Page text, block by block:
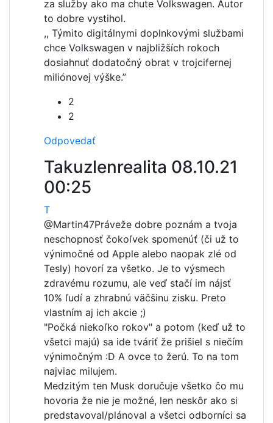
za služby ako ma chute Volkswagen. Autor
to dobre vystihol.
,, Týmito digitálnymi doplnkovými službami
chce Volkswagen v najbližších rokoch
dosiahnuť dodatočný obrat v trojcifernej
miliónovej výške.”
2
2
Odpovedať
Takuzlenrealita 08.10.21
00:25
T
@Martin47Práveže dobre poznám a tvoja
neschopnosť čokoľvek spomenúť (či už to
výnimočné od Apple alebo naopak zlé od
Tesly) hovorí za všetko. Je to výsmech
zdravému rozumu, ale veď stačí im nájsť
10% ľudí a zhrabnú väčšinu zisku. Preto
vlastním aj ich akcie ;)
"Počká niekoľko rokov" a potom (keď už to
všetci majú) sa ide tváriť že prišiel s niečím
výnimočným :D A ovce to žerú. To na tom
najviac milujem.
Medzitým ten Musk doručuje všetko čo mu
hovoria že nie je možné, len neskôr ako si
predstavoval/plánoval a všetci odborníci sa